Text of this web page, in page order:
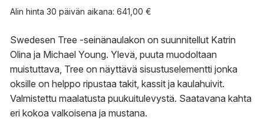
Alin hinta 30 päivän aikana: 641,00 €
Swedesen Tree -seinänaulakon on suunnitellut Katrin
Olina ja Michael Young. Ylevä, puuta muodoltaan
muistuttava, Tree on näyttävä sisustuselementti jonka
oksille on helppo ripustaa takit, kassit ja kaulahuivit.
Valmistettu maalatusta puukuitulevystä. Saatavana kahta
eri kokoa valkoisena ja mustana.